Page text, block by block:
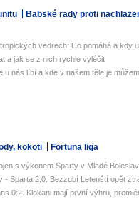
Babské rady proti
vedrech: Co pomáhá a kdy
a jak se z nich rychle vyléčit
u nás líbí a kde v našem těle je
kokoti Fortuna liga
s výkonem Sparty v Mladé
- Sparta 2:0. Bezzubí Letenští opět
0:2. Klokani mají první výhru,